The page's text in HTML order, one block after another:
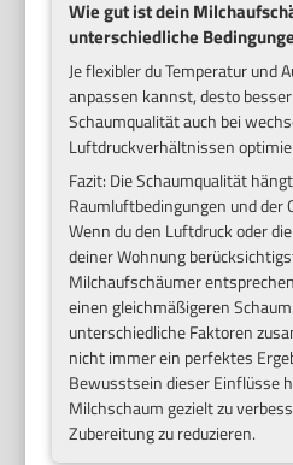
Wie gut ist dein
unterschiedliche
Je flexibler du Temperatur und
anpassen kannst, desto
Schaumqualität auch bei
Luftdruckverhältnissen
Fazit: Die Schaumqualität
Raumluftbedingungen und der
Wenn du den Luftdruck oder
deiner Wohnung
Milchaufschäumer
einen gleichmäßigeren
unterschiedliche Faktoren
nicht immer ein perfektes
Bewusstsein dieser Einflüsse
Milchschaum gezielt zu
Zubereitung zu reduzieren.